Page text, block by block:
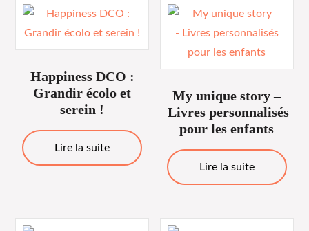
Happiness DCO :
Grandir écolo et
serein !
Lire la suite
My unique story –
Livres personnalisés
pour les enfants
Lire la suite